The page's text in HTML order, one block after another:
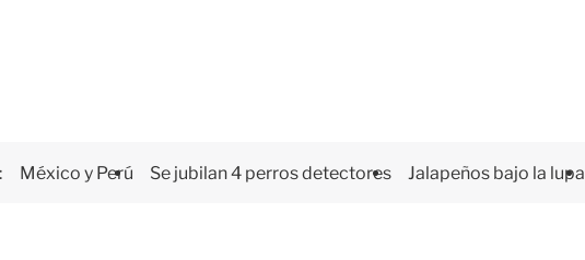
México y Perú Se jubilan 4 perros detectores Jalapeños bajo la lupa